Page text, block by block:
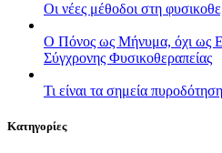
Οι νέες μέθοδοι στη
Ο Πόνος ως Μήνυμα, όχι ως
Σύγχρονης Φυσικοθεραπείας
Τι είναι τα σημεία
Kατηγορίες